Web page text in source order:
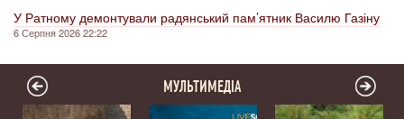
У Ратному демонтували радянський пам’ятник Василю Газіну
6 Серпня 2026 22:22
МУЛЬТИМЕДІА